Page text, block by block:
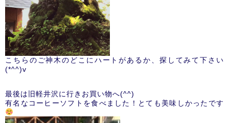
こちらのご神木のどこにハートがあるか、探してみて下さい
(*^^)v
最後は旧軽井沢に行きお買い物へ(^^)
有名なコーヒーソフトを食べました！とても美味しかったです